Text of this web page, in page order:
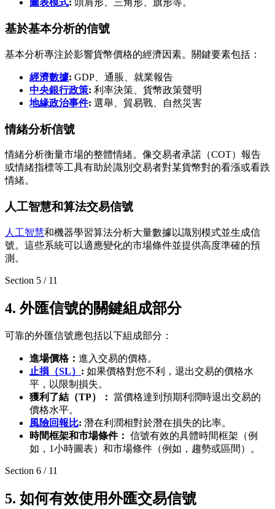
圖表模式: 頭肩形、三角形、旗形等。
基於基本分析的信號
基本分析專注於影響貨幣價格的經濟因素。關鍵要素包括：
經濟數據: GDP、通脹、就業報告
中央銀行政策: 利率決策、貨幣政策聲明
地緣政治事件: 選舉、貿易戰、自然災害
情緒分析信號
情緒分析衡量市場的整體情緒。像交易者承諾（COT）報告
或情緒指標等工具有助於識別交易者對某貨幣對的看漲或看跌
情緒。
人工智慧和算法交易信號
人工智慧和機器學習算法分析大量數據以識別模式並生成信
號。這些系統可以適應變化的市場條件並提供高度準確的預
測。
Section 5 / 11
4. 外匯信號的關鍵組成部分
可靠的外匯信號應包括以下組成部分：
進場價格： 進入交易的價格。
止損（SL） : 如果價格對您不利，退出交易的價格水
平，以限制損失。
獲利了結（TP）： 當價格達到預期利潤時退出交易的
價格水平。
風險回報比: 潛在利潤相對於潛在損失的比率。
時間框架和市場條件： 信號有效的具體時間框架（例
如，1小時圖表）和市場條件（例如，趨勢或區間）。
Section 6 / 11
5. 如何有效使用外匯交易信號